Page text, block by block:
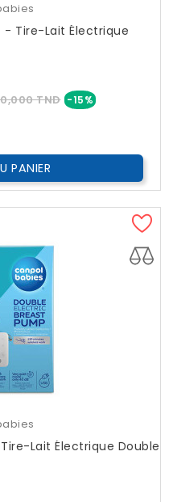
- Tire-Lait Électrique
TND -15%Prix
PANIER
Lait Électrique Double